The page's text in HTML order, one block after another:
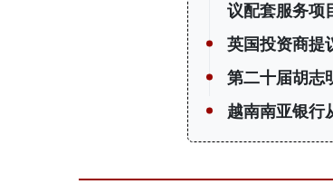
议配套服务项
英国投资商提
第二十届胡志
越南南亚银行